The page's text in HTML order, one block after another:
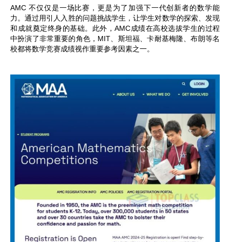
AMC 不仅仅是一场比赛，更是为了加强下一代创新者的数学能
力。通过用引人入胜的问题挑战学生，让学生对数学的探索、发现
和成就奠定终身的基础。此外，AMC成绩在高校选拔学生的过程
中扮演了非常重要的角色，MIT、斯坦福、卡耐基梅隆、布朗等名
校都将数学竞赛成绩视作重要参考因素之一。